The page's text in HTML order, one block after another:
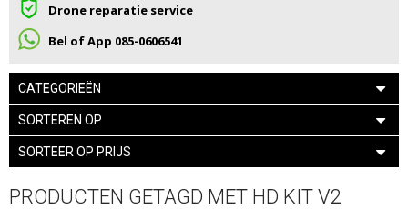
Drone reparatie service
Bel of App 085-0606541
CATEGORIEËN
SORTEREN OP
SORTEER OP PRIJS
PRODUCTEN GETAGD MET HD KIT V2